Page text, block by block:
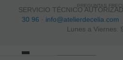
SERVICIO TÉCNICO
30 96 · info@atelierdecelia.com
Lunes a Viernes:
PREGUNTAS